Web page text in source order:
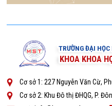
TRƯỜNG ĐẠI
KHOA KHOA
Cơ sở 1: 227 Nguyễn Văn Cừ,
Cơ sở 2: Khu Đô thị ĐHQG, P.